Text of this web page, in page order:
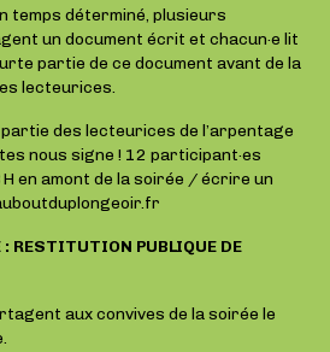
temps déterminé, plusieurs
un document écrit et chacun·e lit
partie de ce document avant de la
lecteurices.
des lecteurices de l’arpentage
nous signe ! 12 participant·es
en amont de la soirée / écrire un
: RESTITUTION PUBLIQUE DE
aux convives de la soirée le